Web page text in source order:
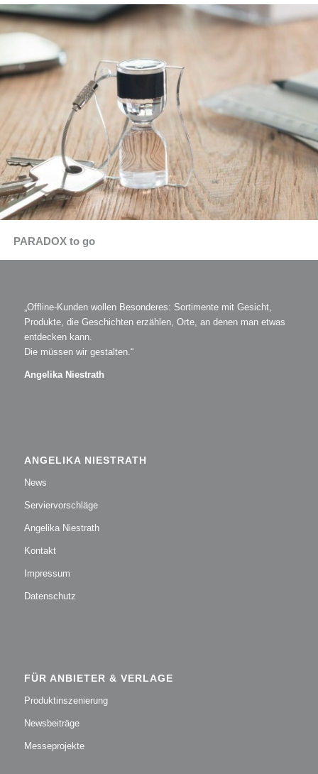
PARADOX to go
„Offline-Kunden wollen Besonderes: Sortimente mit Gesicht,
Produkte, die Geschichten erzählen, Orte, an denen man etwas
entdecken kann.
Die müssen wir gestalten.“
Angelika Niestrath
ANGELIKA NIESTRATH
News
Serviervorschläge
Angelika Niestrath
Kontakt
Impressum
Datenschutz
FÜR ANBIETER & VERLAGE
Produktinszenierung
Newsbeiträge
Messeprojekte